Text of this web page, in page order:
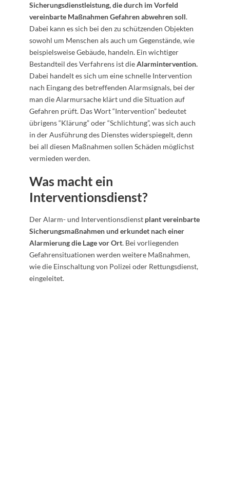
Sicherungsdienstleistung, die durch im Vorfeld
vereinbarte Maßnahmen Gefahren abwehren soll.
Dabei kann es sich bei den zu schützenden Objekten
sowohl um Menschen als auch um Gegenstände, wie
beispielsweise Gebäude, handeln. Ein wichtiger
Bestandteil des Verfahrens ist dieAlarmintervention.
Dabei handelt es sich um eine schnelle Intervention
nach Eingang des betreffenden Alarmsignals, bei der
man die Alarmursache klärt und die Situation auf
Gefahren prüft. Das Wort “Intervention” bedeutet
übrigens “Klärung” oder “Schlichtung”, was sich auch
in der Ausführung des Dienstes widerspiegelt, denn
bei all diesen Maßnahmen sollen Schäden möglichst
vermieden werden.
Was macht ein
Interventionsdienst?
Der Alarm- und Interventionsdienst plant vereinbarte
Sicherungsmaßnahmen und erkundet nach einer
Alarmierung die Lage vor Ort. Bei vorliegenden
Gefahrensituationen werden weitere Maßnahmen,
wie die Einschaltung von Polizei oder Rettungsdienst,
eingeleitet.